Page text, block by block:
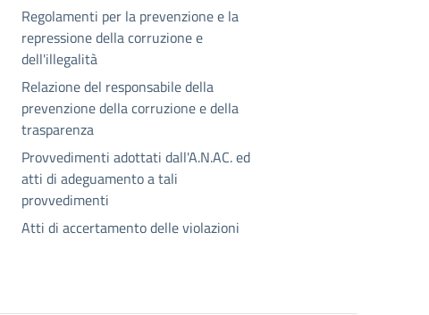
Regolamenti per la prevenzione e la
repressione della corruzione e
dell'illegalità
Relazione del responsabile della
prevenzione della corruzione e della
trasparenza
Provvedimenti adottati dall'A.N.AC. ed
atti di adeguamento a tali
provvedimenti
Atti di accertamento delle violazioni